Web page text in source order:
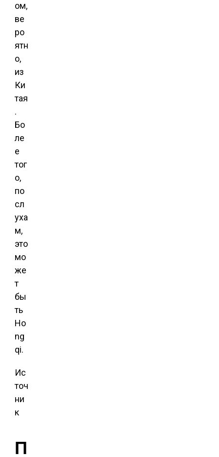
ом,
ве
ро
ятн
о,
из
Ки
тая
.
Бо
ле
е
тог
о,
по
сл
уха
м,
это
мо
же
т
бы
ть
Ho
ng
qi.
Ис
точ
ни
к
П